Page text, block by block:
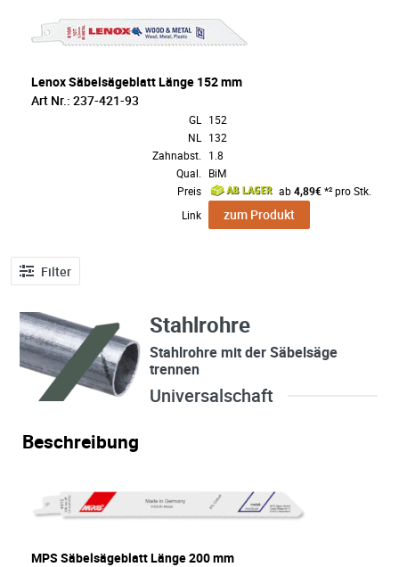
Lenox Säbelsägeblatt Länge 152 mm
Art Nr.: 237-421-93
GL
152
NL
132
Zahnabst.
1.8
Qual.
BiM
Preis
ab4,89€*² pro Stk.
Link
zum Produkt
Filter
Stahlrohre
Stahlrohre mit der Säbelsäge
trennen
Universalschaft
Beschreibung
MPS Säbelsägeblatt Länge 200 mm